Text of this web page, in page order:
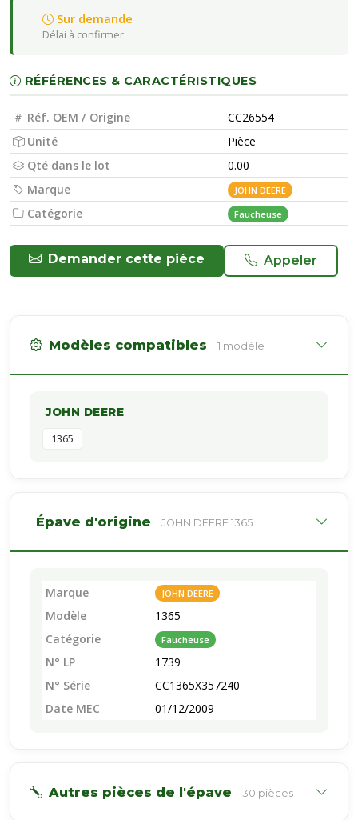
Sur demande
Délai à confirmer
RÉFÉRENCES & CARACTÉRISTIQUES
Réf. OEM / Origine
CC26554
Unité
Pièce
Qté dans le lot
0.00
Marque
JOHN DEERE
Catégorie Faucheuse
Demander cette pièce Appeler
Modèles compatibles 1 modèle
JOHN DEERE
1365
Épave d'origine JOHN DEERE 1365
Marque JOHN DEERE
Modèle
1365
Catégorie
Faucheuse
N° LP
1739
N° Série
CC1365X357240
Date MEC
01/12/2009
Autres pièces de l'épave 30 pièces